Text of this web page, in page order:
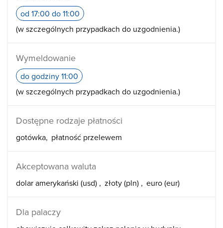
od 17:00 do 11:00
(w szczególnych przypadkach do uzgodnienia.)
Wymeldowanie
do godziny 11:00
(w szczególnych przypadkach do uzgodnienia.)
Dostępne rodzaje płatności
gotówka płatność przelewem
Akceptowana waluta
dolar amerykański (usd) złoty (pln) euro (eur)
Dla palaczy